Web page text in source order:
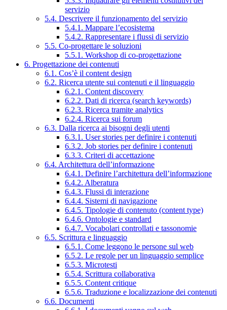
servizio
5.4. Descrivere il funzionamento del servizio
5.4.1. Mappare l’ecosistema
5.4.2. Rappresentare i flussi di servizio
5.5. Co-progettare le soluzioni
5.5.1. Workshop di co-progettazione
6. Progettazione dei contenuti
6.1. Cos’è il content design
6.2. Ricerca utente sui contenuti e il linguaggio
6.2.1. Content discovery
6.2.2. Dati di ricerca (search keywords)
6.2.3. Ricerca tramite analytics
6.2.4. Ricerca sui forum
6.3. Dalla ricerca ai bisogni degli utenti
6.3.1. User stories per definire i contenuti
6.3.2. Job stories per definire i contenuti
6.3.3. Criteri di accettazione
6.4. Architettura dell’informazione
6.4.1. Definire l’architettura dell’informazione
6.4.2. Alberatura
6.4.3. Flussi di interazione
6.4.4. Sistemi di navigazione
6.4.5. Tipologie di contenuto (content type)
6.4.6. Ontologie e standard
6.4.7. Vocabolari controllati e tassonomie
6.5. Scrittura e linguaggio
6.5.1. Come leggono le persone sul web
6.5.2. Le regole per un linguaggio semplice
6.5.3. Microtesti
6.5.4. Scrittura collaborativa
6.5.5. Content critique
6.5.6. Traduzione e localizzazione dei contenuti
6.6. Documenti